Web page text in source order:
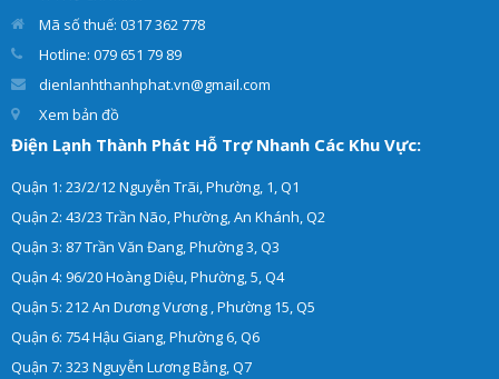
Mã số thuế: 0317 362 778
Hotline: 079 651 79 89
dienlanhthanhphat.vn@gmail.com
Xem bản đồ
Điện Lạnh Thành Phát Hỗ Trợ Nhanh Các Khu Vực:
Quận 1: 23/2/12 Nguyễn Trãi, Phường, 1, Q1
Quận 2: 43/23 Trần Não, Phường, An Khánh, Q2
Quận 3: 87 Trần Văn Đang, Phường 3, Q3
Quận 4: 96/20 Hoàng Diệu, Phường, 5, Q4
Quận 5: 212 An Dương Vương , Phường 15, Q5
Quận 6: 754 Hậu Giang, Phường 6, Q6
Quận 7: 323 Nguyễn Lương Bằng, Q7